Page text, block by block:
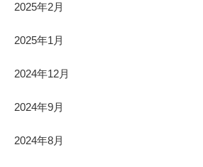
2025年2月
2025年1月
2024年12月
2024年9月
2024年8月